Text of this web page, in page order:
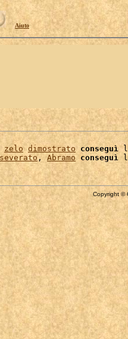
Aiuto
zelo dimostrato conseguì
, Abramo conseguì
Copyright ©